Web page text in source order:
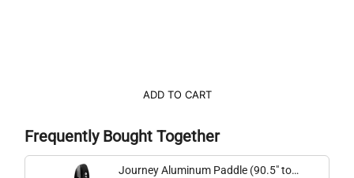
ADD TO CART
Frequently Bought Together
Journey Aluminum Paddle (90.5" to